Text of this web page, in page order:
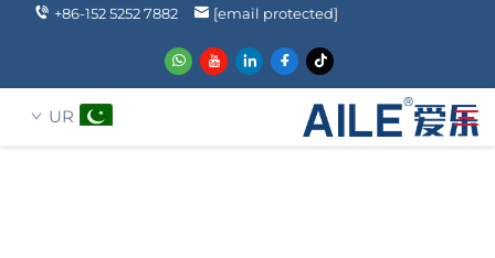
+86-152 5252 7882 [email protected]
UR